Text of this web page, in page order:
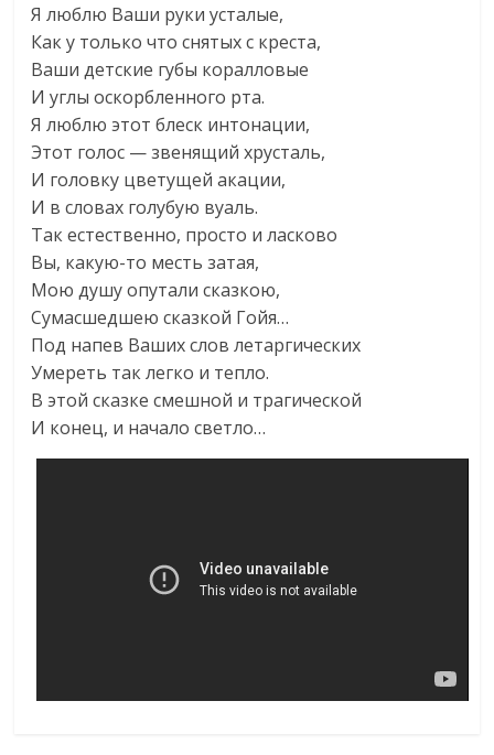
Я люблю Ваши руки усталые,
Как у только что снятых с креста,
Ваши детские губы коралловые
И углы оскорбленного рта.
Я люблю этот блеск интонации,
Этот голос — звенящий хрусталь,
И головку цветущей акации,
И в словах голубую вуаль.
Так естественно, просто и ласково
Вы, какую-то месть затая,
Мою душу опутали сказкою,
Сумасшедшею сказкой Гойя…
Под напев Ваших слов летаргических
Умереть так легко и тепло.
В этой сказке смешной и трагической
И конец, и начало светло…